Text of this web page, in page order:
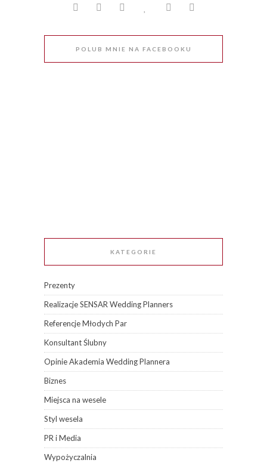
POLUB MNIE NA FACEBOOKU
KATEGORIE
Prezenty
Realizacje SENSAR Wedding Planners
Referencje Młodych Par
Konsultant Ślubny
Opinie Akademia Wedding Plannera
Biznes
Miejsca na wesele
Styl wesela
PR i Media
Wypożyczalnia